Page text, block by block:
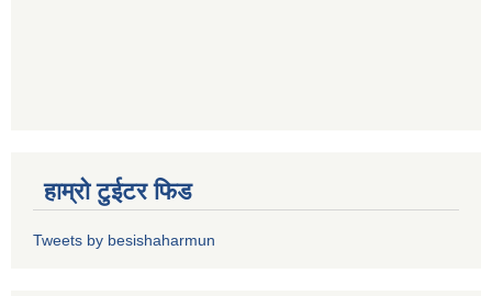
हाम्रो टुईटर फिड
Tweets by besishaharmun